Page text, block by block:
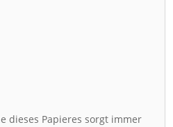
dieses Papieres sorgt immer